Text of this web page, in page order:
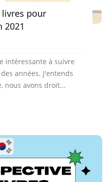
pour
2021
intéressante à suivre
années. J'entends
nous avons droit...